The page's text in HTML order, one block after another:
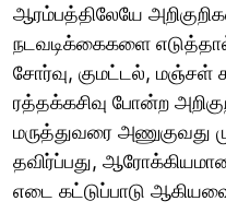
ஆரம்பத்திலேயே
நடவடிக்கைகளை
சோர்வு, குமட்டல், மஞ்சள்
ரத்தக்கசிவு போன்ற
மருத்துவரை அணுகுவது
தவிர்ப்பது,
எடை கட்டுப்பாடு